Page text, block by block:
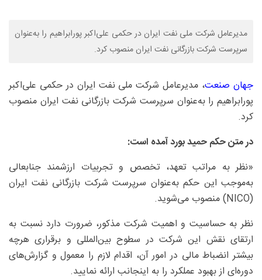
مدیرعامل شرکت ملی نفت ایران در حکمی علی‌اکبر پورابراهیم را به‌عنوان
سرپرست شرکت بازرگانی نفت ایران منصوب کرد.
جهان صنعت، مدیرعامل شرکت ملی نفت ایران در حکمی علی‌اکبر
پورابراهیم را به‌عنوان سرپرست شرکت بازرگانی نفت ایران منصوب
کرد.
در متن حکم حمید بورد آمده است:
«نظر به مراتب تعهد، تخصص و تجربیات ارزشمند جنابعالی
به‌موجب این حکم به‌عنوان سرپرست شرکت بازرگانی نفت ایران
(NICO) منصوب می‌شوید.
نظر به حساسیت و اهمیت شرکت مذکور، ضرورت دارد نسبت به
ارتقای نقش این شرکت در سطوح بین‌المللی و برقراری هرچه
بیشتر انضباط مالی در امور آن، اقدام لازم را معمول و گزارش‌های
دوره‌ای از بهبود عملکرد را به اینجانب ارائه نمایید.